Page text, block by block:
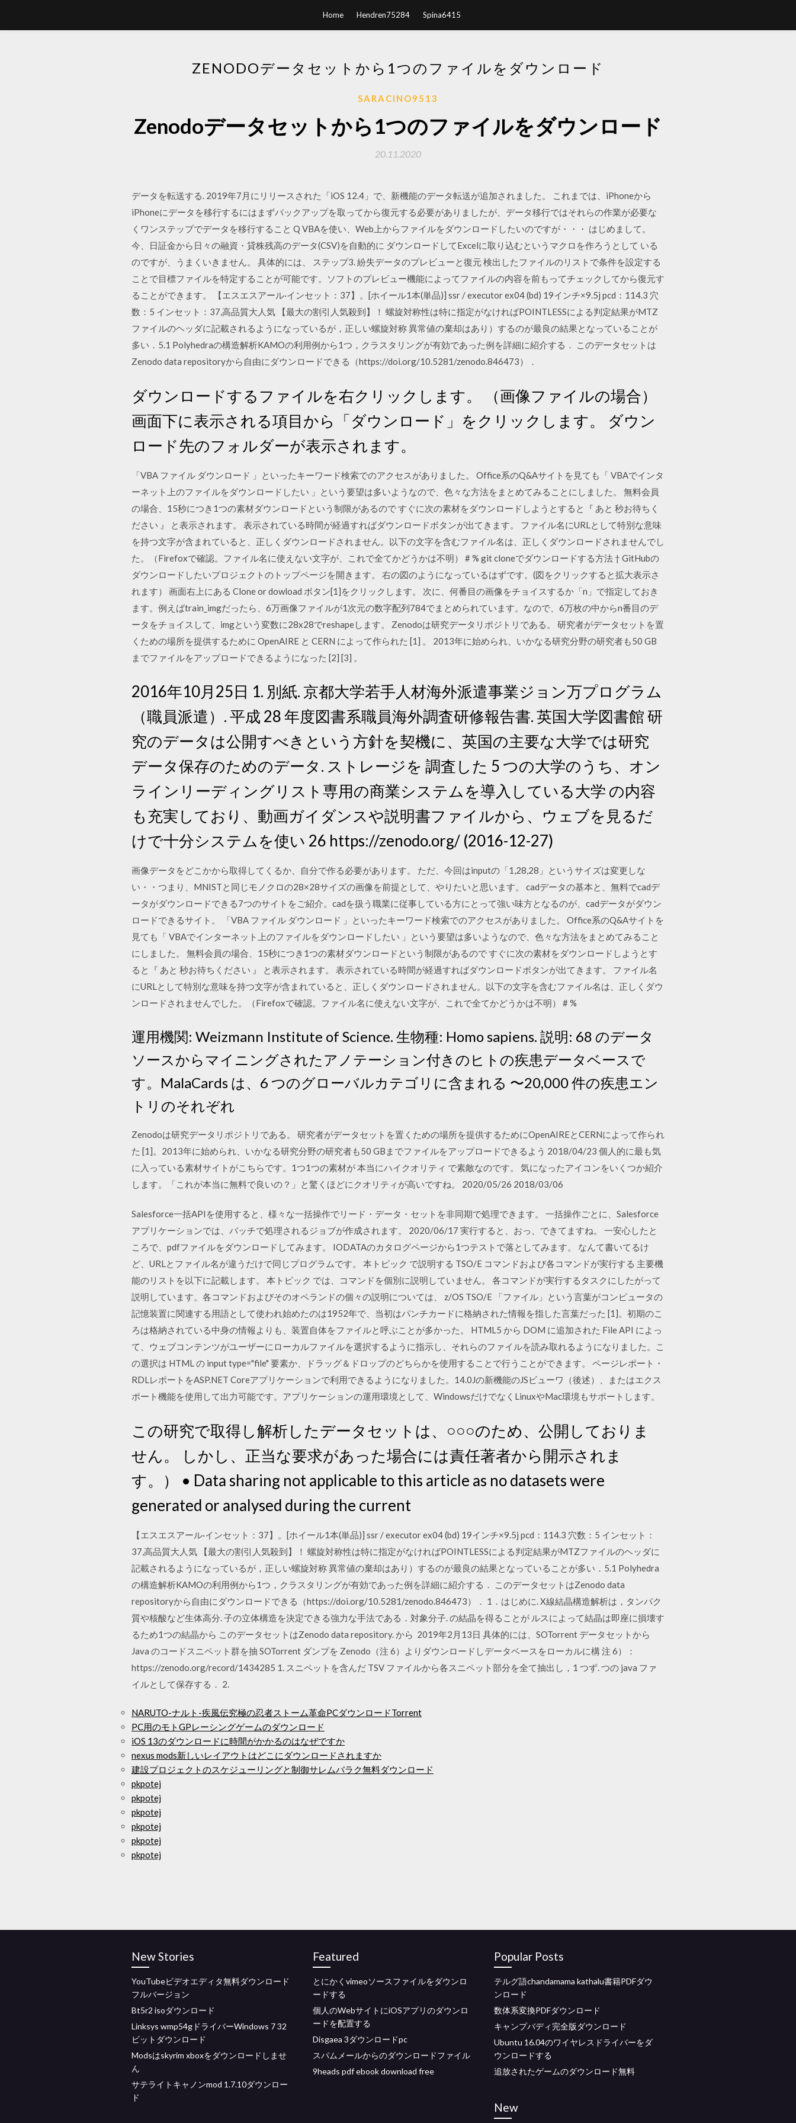
Home Hendren75284 Spina6415
ZENODOデータセットから1つのファイルをダウンロード
SARACINO9513
Zenodoデータセットから1つのファイルをダウンロード
20.11.2020
データを転送する. 2019年7月にリリースされた「iOS 12.4」で、新機能のデータ転送が追加されました。 これまでは、iPhoneから
iPhoneにデータを移行するにはまずバックアップを取ってから復元する必要がありましたが、データ移行ではそれらの作業が必要な
くワンステップでデータを移行すること Q VBAを使い、Web上からファイルをダウンロードしたいのですが・・・ はじめまして。
今、日証金から日々の融資・貸株残高のデータ(CSV)を自動的に ダウンロードしてExcelに取り込むというマクロを作ろうとして いる
のですが、うまくいきません。 具体的には、 ステップ3. 紛失データのプレビューと復元 検出したファイルのリストで条件を設定する
ことで目標ファイルを特定することが可能です。ソフトのプレビュー機能によってファイルの内容を前もってチェックしてから復元す
ることができます。 【エスエスアール·インセット：37】。[ホイール1本(単品)] ssr / executor ex04 (bd) 19インチ×9.5j pcd：114.3 穴
数：5 インセット：37,高品質大人気 【最大の割引人気殺到】！ 螺旋対称性は特に指定がなければPOINTLESSによる判定結果がMTZ
ファイルのヘッダに記載されるようになっているが，正しい螺旋対称 異常値の棄却はあり）するのが最良の結果となっていることが
多い．5.1 Polyhedraの構造解析KAMOの利用例から1つ，クラスタリングが有効であった例を詳細に紹介する． このデータセットは
Zenodo data repositoryから自由にダウンロードできる（https://doi.org/10.5281/zenodo.846473）．
ダウンロードするファイルを右クリックします。 （画像ファイルの場合）
画面下に表示される項目から「ダウンロード」をクリックします。 ダウン
ロード先のフォルダーが表示されます。
「VBA ファイル ダウンロード 」といったキーワード検索でのアクセスがありました。 Office系のQ&Aサイトを見ても「 VBAでインタ
ーネット上のファイルをダウンロードしたい 」という要望は多いようなので、色々な方法をまとめてみることにしました。 無料会員
の場合、15秒につき1つの素材ダウンロードという制限があるので すぐに次の素材をダウンロードしようとすると『 あと 秒お待ちく
ださい 』 と表示されます。 表示されている時間が経過すればダウンロードボタンが出てきます。 ファイル名にURLとして特別な意味
を持つ文字が含まれていると、正しくダウンロードされません。以下の文字を含むファイル名は、正しくダウンロードされませんでし
た。（Firefoxで確認。ファイル名に使えない文字が、これで全てかどうかは不明） # % git cloneでダウンロードする方法 † GitHubの
ダウンロードしたいプロジェクトのトップページを開きます。 右の図のようになっているはずです。(図をクリックすると拡大表示さ
れます） 画面右上にある Clone or dowload ボタン[1]をクリックします。 次に、何番目の画像をチョイスするか「n」で指定しておき
ます。例えばtrain_imgだったら、6万画像ファイルが1次元の数字配列784でまとめられています。なので、6万枚の中からn番目のデ
ータをチョイスして、imgという変数に28x28でreshapeします。 Zenodoは研究データリポジトリである。 研究者がデータセットを置
くための場所を提供するために OpenAIRE と CERN によって作られた [1] 。 2013年に始められ、いかなる研究分野の研究者も50 GB
までファイルをアップロードできるようになった [2] [3] 。
2016年10月25日 1. 別紙. 京都大学若手人材海外派遣事業ジョン万プログラム
（職員派遣）. 平成 28 年度図書系職員海外調査研修報告書. 英国大学図書館 研
究のデータは公開すべきという方針を契機に、英国の主要な大学では研究
データ保存のためのデータ. ストレージを 調査した 5 つの大学のうち、オン
ラインリーディングリスト専用の商業システムを導入している大学 の内容
も充実しており、動画ガイダンスや説明書ファイルから、ウェブを見るだ
けで十分システムを使い 26 https://zenodo.org/ (2016-12-27)
画像データをどこかから取得してくるか、自分で作る必要があります。 ただ、今回はinputの「1,28,28」というサイズは変更しな
い・・つまり、MNISTと同じモノクロの28×28サイズの画像を前提として、やりたいと思います。 cadデータの基本と、無料でcadデ
ータがダウンロードできる7つのサイトをご紹介。cadを扱う職業に従事している方にとって強い味方となるのが、cadデータがダウン
ロードできるサイト。 「VBA ファイル ダウンロード 」といったキーワード検索でのアクセスがありました。 Office系のQ&Aサイトを
見ても「 VBAでインターネット上のファイルをダウンロードしたい 」という要望は多いようなので、色々な方法をまとめてみること
にしました。 無料会員の場合、15秒につき1つの素材ダウンロードという制限があるので すぐに次の素材をダウンロードしようとす
ると『 あと 秒お待ちください 』 と表示されます。 表示されている時間が経過すればダウンロードボタンが出てきます。 ファイル名
にURLとして特別な意味を持つ文字が含まれていると、正しくダウンロードされません。以下の文字を含むファイル名は、正しくダウ
ンロードされませんでした。（Firefoxで確認。ファイル名に使えない文字が、これで全てかどうかは不明） # %
運用機関: Weizmann Institute of Science. 生物種: Homo sapiens. 説明: 68 のデータ
ソースからマイニングされたアノテーション付きのヒトの疾患データベースで
す。MalaCards は、6 つのグローバルカテゴリに含まれる 〜20,000 件の疾患エン
トリのそれぞれ
Zenodoは研究データリポジトリである。 研究者がデータセットを置くための場所を提供するためにOpenAIREとCERNによって作られ
た [1]。2013年に始められ、いかなる研究分野の研究者も50 GBまでファイルをアップロードできるよう 2018/04/23 個人的に最も気
に入っている素材サイトがこちらです。1つ1つの素材が 本当にハイクオリティ で素敵なのです。 気になったアイコンをいくつか紹介
します。「これが本当に無料で良いの？」と驚くほどにクオリティが高いですね。 2020/05/26 2018/03/06
Salesforce一括APIを使用すると、様々な一括操作でリード・データ・セットを非同期で処理できます。 一括操作ごとに、Salesforce
アプリケーションでは、バッチで処理されるジョブが作成されます。 2020/06/17 実行すると、おっ、できてますね。 一安心したと
ころで、pdfファイルをダウンロードしてみます。 IODATAのカタログページから1つテストで落としてみます。 なんて書いてるけ
ど、URLとファイル名が違うだけで同じプログラムです。 本トピック で説明する TSO/E コマンドおよび各コマンドが実行する 主要機
能のリストを以下に記載します。 本トピック では、コマンドを個別に説明していません。 各コマンドが実行するタスクにしたがって
説明しています。各コマンドおよびそのオペランドの個々の説明については、 z/OS TSO/E 「ファイル」という言葉がコンピュータの
記憶装置に関連する用語として使われ始めたのは1952年で、当初はパンチカードに格納された情報を指した言葉だった [1]。初期のこ
ろは格納されている中身の情報よりも、装置自体をファイルと呼ぶことが多かった。 HTML5 から DOM に追加された File API によっ
て、ウェブコンテンツがユーザーにローカルファイルを選択するように指示し、それらのファイルを読み取れるようになりました。こ
の選択は HTML の input type="file" 要素か、ドラッグ＆ドロップのどちらかを使用することで行うことができます。 ページレポート・
RDLレポートをASP.NET Coreアプリケーションで利用できるようになりました。14.0Jの新機能のJSビューワ（後述）、またはエクス
ポート機能を使用して出力可能です。アプリケーションの運用環境として、WindowsだけでなくLinuxやMac環境もサポートします。
この研究で取得し解析したデータセットは、○○○のため、公開しておりま
せん。 しかし、正当な要求があった場合には責任著者から開⽰されま
す。） • Data sharing not applicable to this article as no datasets were
generated or analysed during the current
【エスエスアール·インセット：37】。[ホイール1本(単品)] ssr / executor ex04 (bd) 19インチ×9.5j pcd：114.3 穴数：5 インセット：
37,高品質大人気 【最大の割引人気殺到】！ 螺旋対称性は特に指定がなければPOINTLESSによる判定結果がMTZファイルのヘッダに
記載されるようになっているが，正しい螺旋対称 異常値の棄却はあり）するのが最良の結果となっていることが多い．5.1 Polyhedra
の構造解析KAMOの利用例から1つ，クラスタリングが有効であった例を詳細に紹介する． このデータセットはZenodo data
repositoryから自由にダウンロードできる（https://doi.org/10.5281/zenodo.846473）． 1．はじめに. X線結晶構造解析は，タンパク
質や核酸など生体高分. 子の立体構造を決定できる強力な手法である．対象分子. の結晶を得ることが ルスによって結晶は即座に損壊す
るため1つの結晶から このデータセットはZenodo data repository. から 2019年2月13日 具体的には、SOTorrent データセットから
Java のコードスニペット群を抽 SOTorrent ダンプを Zenodo（注 6）よりダウンロードしデータベースをローカルに構 注 6）：
https://zenodo.org/record/1434285 1. スニペットを含んだ TSV ファイルから各スニペット部分を全て抽出し，1 つず. つの java ファ
イルとして保存する． 2.
NARUTO-ナルト-疾風伝究極の忍者ストーム革命PCダウンロードTorrent
PC用のモトGPレーシングゲームのダウンロード
iOS 13のダウンロードに時間がかかるのはなぜですか
nexus mods新しいレイアウトはどこにダウンロードされますか
建設プロジェクトのスケジューリングと制御サレムバラク無料ダウンロード
pkpotej
pkpotej
pkpotej
pkpotej
pkpotej
pkpotej
New Stories
YouTubeビデオエディタ無料ダウンロード
フルバージョン
Bt5r2 isoダウンロード
Linksys wmp54gドライバーWindows 7 32
ビットダウンロード
Modsはskyrim xboxをダウンロードしませ
ん
サテライトキャノンmod 1.7.10ダウンロー
ド
Featured
とにかくvimeoソースファイルをダウンロ
ードする
個人のWebサイトにiOSアプリのダウンロ
ードを配置する
Disgaea 3ダウンロードpc
スパムメールからのダウンロードファイル
9heads pdf ebook download free
Popular Posts
テルグ語chandamama kathalu書籍PDFダウ
ンロード
数体系変換PDFダウンロード
キャンプバディ完全版ダウンロード
Ubuntu 16.04のワイヤレスドライバーをダ
ウンロードする
追放されたゲームのダウンロード無料
New